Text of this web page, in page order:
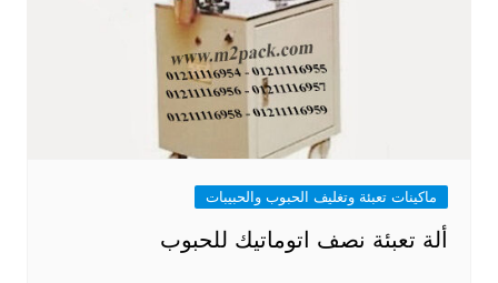
ماكينات تعبئة وتغليف الحبوب والحبيبات
ألة تعبئة نصف اتوماتيك للحبوب